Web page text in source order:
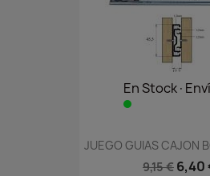
En
JUEGO GUIAS CAJON
9,15 € 6,40